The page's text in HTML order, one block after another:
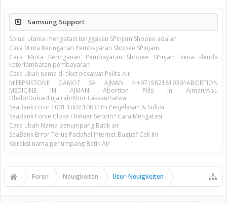
Samsung Support
Solusi utama mengatasi tunggakan SPinjam Shopee adalah
Cara Minta Keringanan Pembayaran Shopee SPinjam
Cara Minta Keringanan Pembayaran Shopee SPinjam kena denda
keterlambatan pembayaran
Cara ubah nama di tiket pesawat Pelita Air
MIFEPRISTONE GAMOT SA AJMAN =!+971582181939^ABORTION
MEDICINE IN AJMAN Abortion Pills in Ajman/Abu
Dhabi/Dubai/Fujairah/Khor Fakkan/Satwa
SeaBank Error 1001 1002 1003? Ini Penjelasan & Solusi
SeaBank Force Close / Keluar Sendiri? Cara Mengatasi
Cara ubah Nama penumpang Batik air
SeaBank Error Terus Padahal Internet Bagus? Cek Ini
Koreksi nama penumpang Batik Air
Foren Neuigkeiten User-Neuigkeiten